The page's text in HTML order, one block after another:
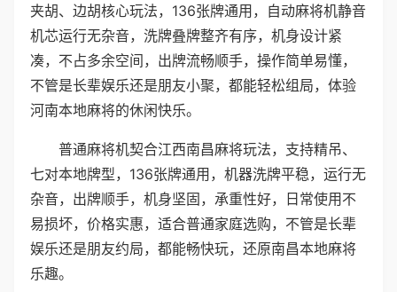
夹胡、边胡核心玩法，136张牌通用，自动麻将机静音
机芯运行无杂音，洗牌叠牌整齐有序，机身设计紧
凑，不占多余空间，出牌流畅顺手，操作简单易懂，
不管是长辈娱乐还是朋友小聚，都能轻松组局，体验
河南本地麻将的休闲快乐。
普通麻将机契合江西南昌麻将玩法，支持精吊、
七对本地牌型，136张牌通用，机器洗牌平稳，运行无
杂音，出牌顺手，机身坚固，承重性好，日常使用不
易损坏，价格实惠，适合普通家庭选购，不管是长辈
娱乐还是朋友约局，都能畅快玩，还原南昌本地麻将
乐趣。